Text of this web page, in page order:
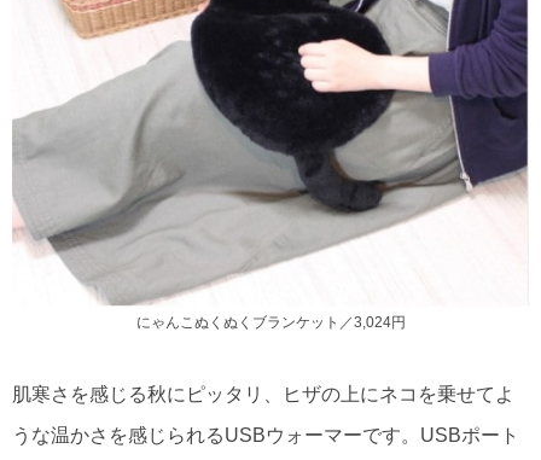
にゃんこぬくぬくブランケット／3,024円
肌寒さを感じる秋にピッタリ、ヒザの上にネコを乗せてよ
うな温かさを感じられるUSBウォーマーです。USBポート